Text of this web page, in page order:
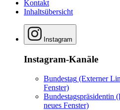
Kontakt
Inhaltsübersicht
Instagram
Instagram-Kanäle
Bundestag (Externer
Fenster)
Bundestagspräsidentin
neues Fenster)